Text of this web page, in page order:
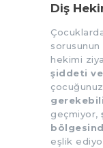
Diş
hekimi
şiddeti
geçmiyor,
eşlik